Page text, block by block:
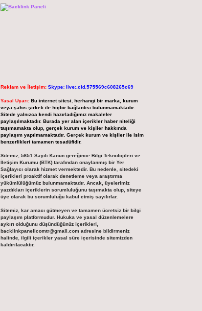
Reklam ve İletişim: Skype: live:.cid.575569c608265c69
Yasal Uyarı: Bu internet sitesi, herhangi bir marka, kurum
veya şahıs şirketi ile hiçbir bağlantısı bulunmamaktadır.
Sitede yalnızca kendi hazırladığımız makaleler
paylaşılmaktadır. Burada yer alan içerikler haber niteliği
taşımamakta olup, gerçek kurum ve kişiler hakkında
paylaşım yapılmamaktadır. Gerçek kurum ve kişiler ile isim
benzerlikleri tamamen tesadüfidir.
Sitemiz, 5651 Sayılı Kanun gereğince Bilgi Teknolojileri ve
İletişim Kurumu (BTK) tarafından onaylanmış bir Yer
Sağlayıcı olarak hizmet vermektedir. Bu nedenle, sitedeki
içerikleri proaktif olarak denetleme veya araştırma
yükümlülüğümüz bulunmamaktadır. Ancak, üyelerimiz
yazdıkları içeriklerin sorumluluğunu taşımakta olup, siteye
üye olarak bu sorumluluğu kabul etmiş sayılırlar.
Sitemiz, kar amacı gütmeyen ve tamamen ücretsiz bir bilgi
paylaşım platformudur. Hukuka ve yasal düzenlemelere
aykırı olduğunu düşündüğünüz içerikleri,
backlinkpanelicomtr@gmail.comadresine bildirmeniz
halinde, ilgili içerikler yasal süre içerisinde sitemizden
kaldırılacaktır.